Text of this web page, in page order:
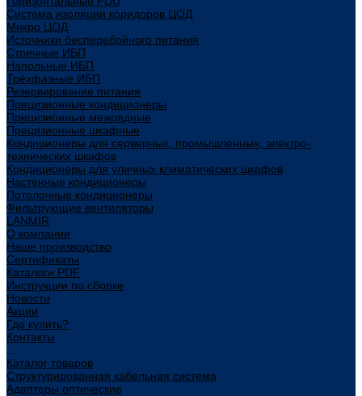
Система изоляции коридоров ЦОД
Микро ЦОД
Источники бесперебойного питания
Стоечные ИБП
Напольные ИБП
Трёхфазные ИБП
Резервирование питания
Прецизионные кондиционеры
Прецизионные межрядные
Прецизионные шкафные
Кондиционеры для серверных, промышленных, электро-
технических шкафов
Кондиционеры для уличных климатических шкафов
Настенные кондиционеры
Потолочные кондиционеры
Фильтрующие вентиляторы
LANMIR
О компании
Наше производство
Сертификаты
Каталоги PDF
Инструкции по сборке
Новости
Акции
Где купить?
Контакты
Каталог товаров
Структурированная кабельная система
Адаптеры оптические